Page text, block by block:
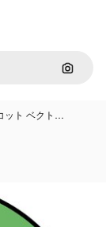
画像で
ット ベクト…